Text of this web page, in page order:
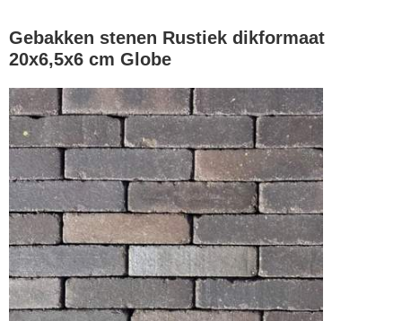
Gebakken stenen Rustiek dikformaat
20x6,5x6 cm Globe